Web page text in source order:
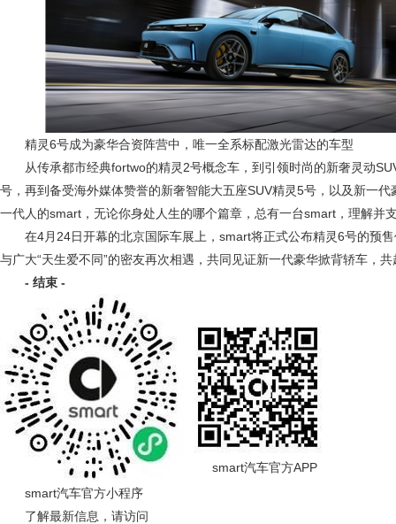
精灵6号成为豪华合资阵营中，唯一全系标配激光雷达的车型
从传承都市经典fortwo的精灵2号概念车，到引领时尚的新奢灵动
号，再到备受海外媒体赞誉的新奢智能大五座SUV精灵5号，以及新一
一代人的smart，无论你身处人生的哪个篇章，总有一台smart，理解并
在4月24日开幕的北京国际车展上，smart将正式公布精灵6号的预
与广大“天生爱不同”的密友再次相遇，共同见证新一代豪华掀背轿车，
- 结束 -
smart汽车官方小程序
smart汽车官方APP
了解最新信息，请访问